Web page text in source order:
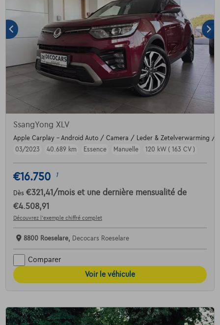
SsangYong XLV
Apple Carplay - Android Auto / Camera / Leder & Zetelverwarming /
03/2023
40.689 km Essence Manuelle 120 kW ( 163 CV )
€16.750 1
Dès €321,41 /mois et une dernière mensualité de
€4.508,91
Découvrez l’exemple chiffré complet
8800 Roeselare, Decocars Roeselare
Comparer
Voir le véhicule